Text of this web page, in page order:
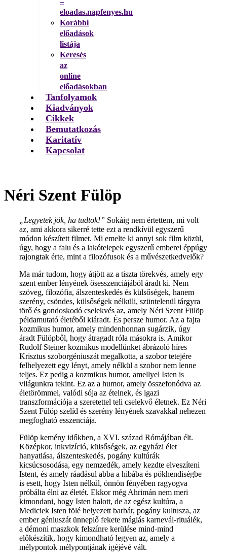
eloadas.napfenyes.hu
Korábbi
előadások
listája
Keresés
az
online
előadásokban
Tanfolyamok
Kiadványok
Cikkek
Bemutatkozás
Karitatív
Kapcsolat
Néri Szent Fülöp
„Legyetek jók, ha tudtok!” Sokáig nem értettem, mi volt
az, ami akkora sikerré tette ezt a rendkívül egyszerű
módon készített filmet. Mi emelte ki annyi sok film közül,
úgy, hogy a falu és a lakótelepek egyszerű emberei éppúgy
rajongtak érte, mint a filozófusok és a művészetkedvelők?
Ma már tudom, hogy átjött az a tiszta törekvés, amely egy
szent ember lényének ősesszenciájából áradt ki. Nem
szöveg, filozófia, álszenteskedés és külsőségek, hanem
szerény, csöndes, külsőségek nélküli, szüntelenül tárgyra
törő és gondoskodó cselekvés az, amely Néri Szent Fülöp
példamutató életéből kiáradt. És persze humor. Az a fajta
kozmikus humor, amely mindenhonnan sugárzik, úgy
áradt Fülöpből, hogy átragadt róla másokra is. Amikor
Rudolf Steiner kozmikus modellünket ábrázoló híres
Krisztus szoborgéniuszát megalkotta, a szobor tetejére
felhelyezett egy lényt, amely nélkül a szobor nem lenne
teljes. Ez pedig a kozmikus humor, amellyel Isten is
világunkra tekint. Ez az a humor, amely összefonódva az
életörömmel, valódi sója az ételnek, és igazi
transzformációja a szeretettel teli cselekvő életnek. Ez Néri
Szent Fülöp szelíd és szerény lényének szavakkal nehezen
megfogható esszenciája.
Fülöp kemény időkben, a XVI. század Rómájában élt.
Középkor, inkvizíció, külsőségek, az egyházi élet
hanyatlása, álszenteskedés, pogány kultúrák
kicsúcsosodása, egy nemzedék, amely kezdte elveszíteni
Istent, és amely ráadásul abba a hibába és pökhendiségbe
is esett, hogy Isten nélkül, önnön fényében ragyogva
próbálta élni az életét. Ekkor még Ahrimán nem meri
kimondani, hogy Isten halott, de az egész kultúra, a
Mediciek Isten fölé helyezett barbár, pogány kultusza, az
ember géniuszát ünneplő fekete mágiás karnevál-rituálék,
a démoni maszkok felszínre kerülése mind-mind
előkészítik, hogy kimondható legyen az, amely a
mélypontok mélypontjának igéjévé vált.